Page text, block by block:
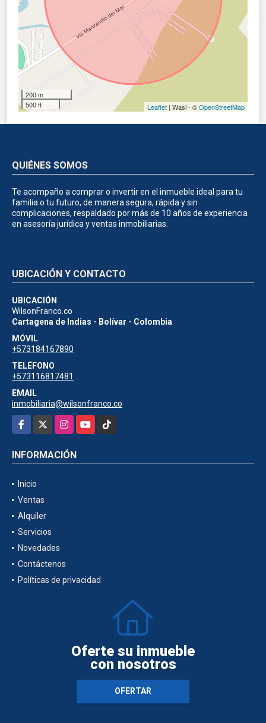
200 m
500 ft
Leaflet | Wasi - ©OpenStreetMap
QUIÉNES SOMOS
Te acompaño a comprar o invertir en el inmueble ideal para tu
familia o tu futuro, de manera segura, rápida y sin
complicaciones, respaldado por más de 10 años de experiencia
en asesoría jurídica y ventas inmobiliarias.
UBICACIÓN Y CONTACTO
UBICACIÓN
WilsonFranco.co
Cartagena de Indias - Bolívar - Colombia
MÓVIL
+573184167890
TELÉFONO
+573116817481
EMAIL
inmobiliaria@wilsonfranco.co
Facebook
InstagramYouTubeTikTok
INFORMACIÓN
Inicio
Ventas
Alquiler
Servicios
Novedades
Contáctenos
Políticas de privacidad
Oferte su inmueble
con nosotros
OFERTAR